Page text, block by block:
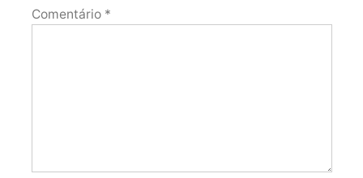
Comentário *